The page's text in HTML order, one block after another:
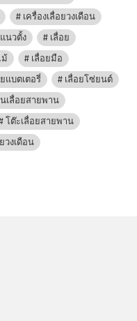
เครื่องเลื่อยวงเดือน
นวตั้ง
เลื่อย
ม้
เลื่อยมือ
แบตเตอรี่
เลื่อยโซ่ยนต์
เลื่อยสายพาน
โต๊ะเลื่อยสายพาน
วงเดือน